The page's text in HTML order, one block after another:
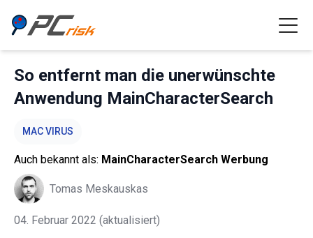
So entfernt man die unerwünschte
Anwendung MainCharacterSearch
MAC VIRUS
Auch bekannt als: MainCharacterSearch Werbung
Tomas Meskauskas
04. Februar 2022 (aktualisiert)